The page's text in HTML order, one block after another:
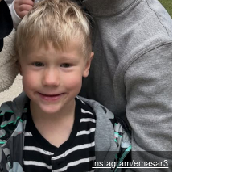
Instagram/emasar3